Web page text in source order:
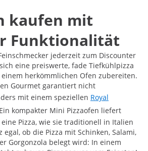
kaufen mit
Funktionalität
jederzeit zum Discounter
eine preiswerte, fade Tiefkühlpizza
herkömmlichen Ofen zubereiten.
Gourmet garantiert nicht
mit einem speziellen Royal
kompakter Mini Pizzaofen liefert
Pizza, wie sie traditionell in Italien
egal, ob die Pizza mit Schinken, Salami,
Gorgonzola belegt wird: In einem